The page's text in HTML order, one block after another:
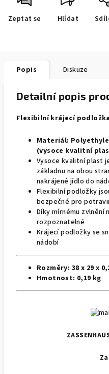
Zeptat se Hlídat
Popis Diskuze
Detailní popis
Flexibilní krájecí
Materiál:
(vysoce kvalitní
Vysoce kvalitní plast
základnu na obou
nakrájené jídlo do
Flexibilní podložky
bezpečné pro
Díky mírnému zvlnění
rozpoznatelné
Krájecí podložky se
nádobí
Rozměry: 38 x 29 x
Hmotnost: 0,19 kg